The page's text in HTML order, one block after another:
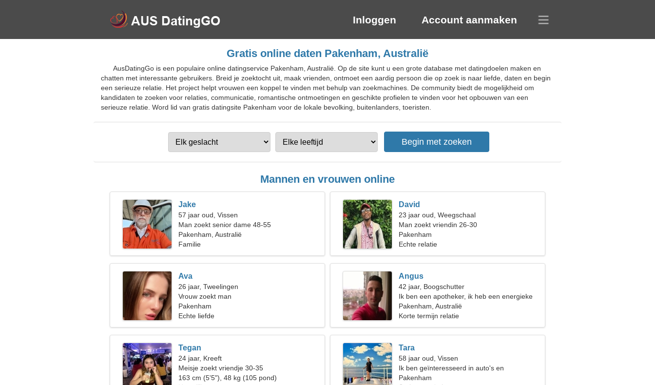
Inloggen Account aanmaken
Gratis online daten Pakenham, Australië
AusDatingGo is een populaire online datingservice Pakenham, Australië. Op de site kunt u een grote database met datingdoelen maken en
chatten met interessante gebruikers. Breid je zoektocht uit, maak vrienden, ontmoet een aardig persoon die op zoek is naar liefde, daten en begin
een serieuze relatie. Het project helpt vrouwen een koppel te vinden met behulp van zoekmachines. De community biedt de mogelijkheid om
kandidaten te zoeken voor relaties, communicatie, romantische ontmoetingen en geschikte profielen te vinden voor het opbouwen van een
serieuze relatie. Word lid van gratis datingsite Pakenham voor de lokale bevolking, buitenlanders, toeristen.
Mannen en vrouwen online
Jake
57 jaar oud, Vissen
Man zoekt senior dame 48-55
Pakenham, Australië
Familie
David
23 jaar oud, Weegschaal
Man zoekt vriendin 26-30
Pakenham
Echte relatie
Ava
26 jaar, Tweelingen
Vrouw zoekt man
Pakenham
Echte liefde
Angus
42 jaar, Boogschutter
Ik ben een apotheker, ik heb een energieke
vrouw nodig
Pakenham, Australië
Korte termijn relatie
Tegan
24 jaar, Kreeft
Meisje zoekt vriendje 30-35
163 cm (5'5"), 48 kg (105 pond)
Tara
58 jaar oud, Vissen
Ik ben geïnteresseerd in auto's en
theaterkunsten
Pakenham